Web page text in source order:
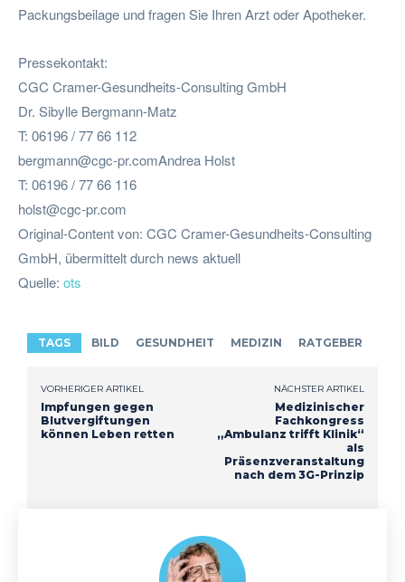
Packungsbeilage und fragen Sie Ihren Arzt oder Apotheker.
Pressekontakt:
CGC Cramer-Gesundheits-Consulting GmbH
Dr. Sibylle Bergmann-Matz
T: 06196 / 77 66 112
bergmann@cgc-pr.comAndrea Holst
T: 06196 / 77 66 116
holst@cgc-pr.com
Original-Content von: CGC Cramer-Gesundheits-Consulting
GmbH, übermittelt durch news aktuell
Quelle: ots
TAGS BILD GESUNDHEIT MEDIZIN RATGEBER
VORHERIGER ARTIKEL
Impfungen gegen
Blutvergiftungen
können Leben retten
NÄCHSTER ARTIKEL
Medizinischer
Fachkongress
„Ambulanz trifft Klinik“
als
Präsenzveranstaltung
nach dem 3G-Prinzip